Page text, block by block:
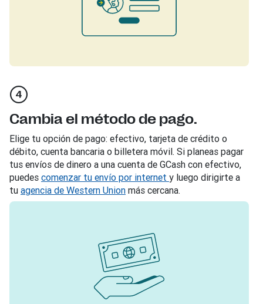
Cambia el método de pago.
Elige tu opción de pago: efectivo, tarjeta de crédito o
débito, cuenta bancaria o billetera móvil. Si planeas pagar
tus envíos de dinero a una cuenta de GCash con efectivo,
puedes comenzar tu envío por internet y luego dirigirte a
tu agencia de Western Union más cercana.